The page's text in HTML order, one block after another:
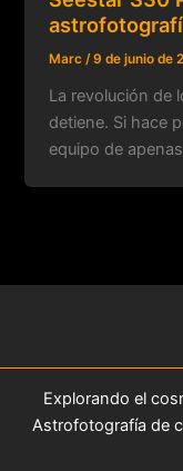
Marc/9 de junio de
La revolución de
detiene. Si hace
equipo de
Explorando el
Astrofotografía de